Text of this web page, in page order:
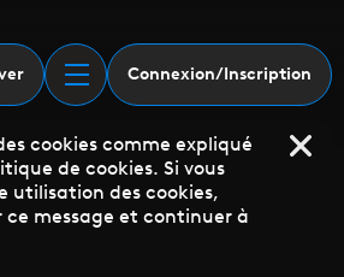
Connexion/Inscription
cookies comme expliqué
de cookies. Si vous
utilisation des cookies,
ce message et continuer à